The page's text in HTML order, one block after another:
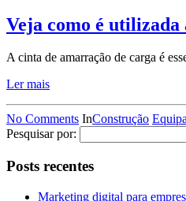
Veja como é utilizada
A cinta de amarração de carga é
Ler mais
No Comments InConstrução
Pesquisar por:
Posts recentes
Marketing digital para